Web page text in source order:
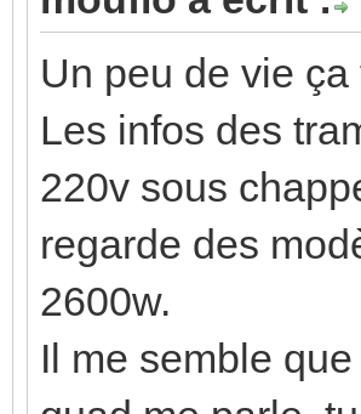
Un peu de vie
Les infos des
220v sous
regarde des
2600w.
Il me semble